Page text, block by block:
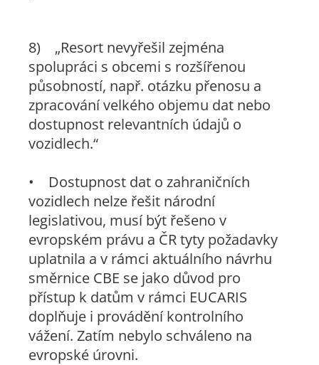
8)
„Resort nevyřešil zejména
spolupráci s obcemi s rozšířenou
působností, např. otázku přenosu a
zpracování velkého objemu dat nebo
dostupnost relevantních údajů o
vozidlech.“
• Dostupnost dat o zahraničních
vozidlech nelze řešit národní
legislativou, musí být řešeno v
evropském právu a ČR tyty požadavky
uplatnila a v rámci aktuálního návrhu
směrnice CBE se jako důvod pro
přístup k datům v rámci EUCARIS
doplňuje i provádění kontrolního
vážení. Zatím nebylo schváleno na
evropské úrovni.